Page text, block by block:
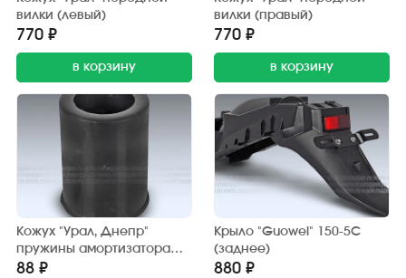
вилки (левый)
770 ₽
в корзину
вилки (правый)
770 ₽
в корзину
Кожух "Урал, Днепр"
пружины амортизатора
(пластик)
88 ₽
Крыло "Guowei" 150-5С
(заднее)
880 ₽